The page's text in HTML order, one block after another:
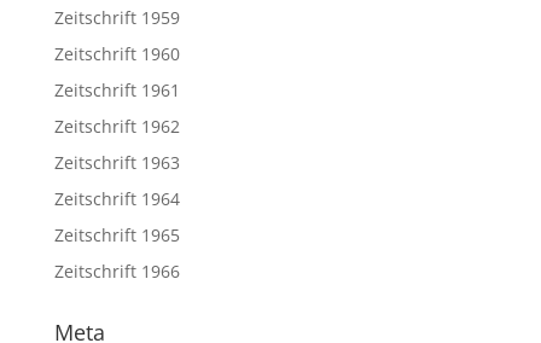
Zeitschrift 1959
Zeitschrift 1960
Zeitschrift 1961
Zeitschrift 1962
Zeitschrift 1963
Zeitschrift 1964
Zeitschrift 1965
Zeitschrift 1966
Meta